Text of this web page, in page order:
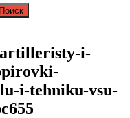
artilleristy-i-
i-tehniku-vsu-